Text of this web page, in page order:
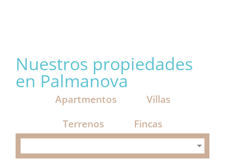
SOLICITAR CONTACTO
BÚSQUEDA
APARTAMENTOS
Nuestros propiedades
en Palmanova
Apartmentos
Villas
Terrenos
Fincas